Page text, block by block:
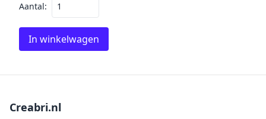
Aantal:
In winkelwagen
Creabri.nl